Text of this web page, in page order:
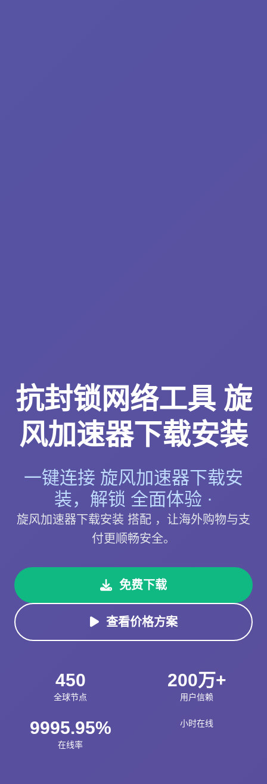
抗封锁网络工具 旋
风加速器下载安装
一键连接 旋风加速器下载安
装，解锁 全面体验 ·
旋风加速器下载安装 搭配 ，让海外购物与支
付更顺畅安全。
免费下载
查看价格方案
450
全球节点
200万+
用户信赖
9995.95%
在线率
小时在线